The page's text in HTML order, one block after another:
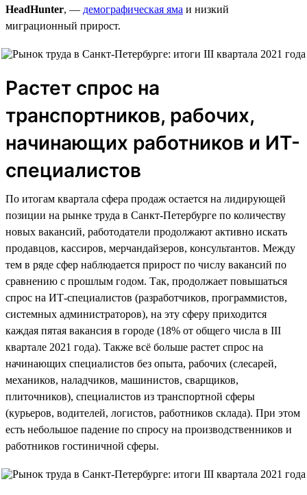
HeadHunter, — демографическая яма и низкий
миграционный прирост.
Растет спрос на
транспортников, рабочих,
начинающих работников и ИТ-
специалистов
По итогам квартала сфера продаж остается на лидирующей
позиции на рынке труда в Санкт-Петербурге по количеству
новых вакансий, работодатели продолжают активно искать
продавцов, кассиров, мерчандайзеров, консультантов. Между
тем в ряде сфер наблюдается прирост по числу вакансий по
сравнению с прошлым годом. Так, продолжает повышаться
спрос на ИТ-специалистов (разработчиков, программистов,
системных администраторов), на эту сферу приходится
каждая пятая вакансия в городе (18% от общего числа в III
квартале 2021 года). Также всё больше растет спрос на
начинающих специалистов без опыта, рабочих (слесарей,
механиков, наладчиков, машинистов, сварщиков,
плиточников), специалистов из транспортной сферы
(курьеров, водителей, логистов, работников склада). При этом
есть небольшое падение по спросу на производственников и
работников гостиничной сферы.